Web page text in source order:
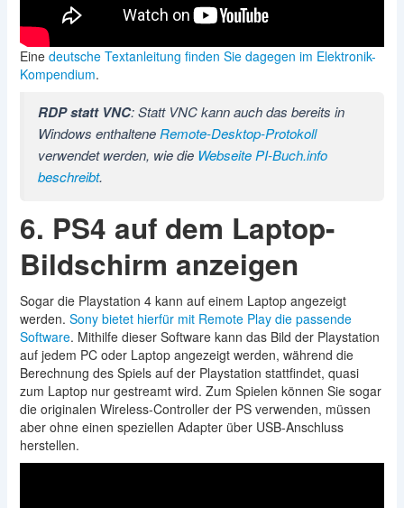
Eine deutsche Textanleitung finden Sie dagegen im Elektronik-
Kompendium.
RDP statt VNC: Statt VNC kann auch das bereits in
Windows enthalteneRemote-Desktop-Protokoll
verwendet werden, wie die Webseite PI-Buch.info
beschreibt.
6. PS4 auf dem Laptop-
Bildschirm anzeigen
Sogar die Playstation 4 kann auf einem Laptop angezeigt
werden. Sony bietet hierfür mit Remote Play die passende
Software. Mithilfe dieser Software kann das Bild der Playstation
auf jedem PC oder Laptop angezeigt werden, während die
Berechnung des Spiels auf der Playstation stattfindet, quasi
zum Laptop nur gestreamt wird. Zum Spielen können Sie sogar
die originalen Wireless-Controller der PS verwenden, müssen
aber ohne einen speziellen Adapter über USB-Anschluss
herstellen.